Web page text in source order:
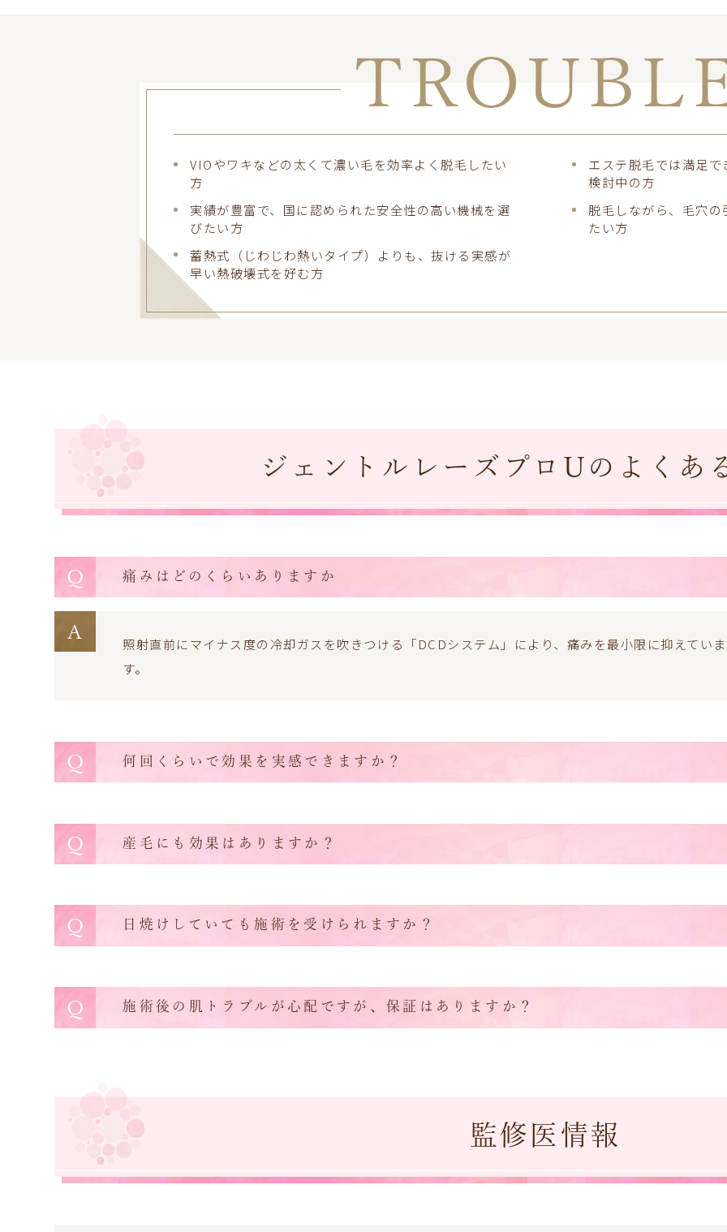
VIOやワキなどの太くて濃い毛を効率よく脱毛したい
方
エステ脱毛では満足
検討中の方
実績が豊富で、国に認められた安全性の高い機械を選
びたい方
脱毛しながら、毛穴
たい方
蓄熱式（じわじわ熱いタイプ）よりも、抜ける実感が
早い熱破壊式を好む方
ジェントルレーズプロUのよくあ
Q 痛みはどのくらいありますか
A
照射直前にマイナス度の冷却ガスを吹きつける「DCDシステム」により、痛みを最小限に抑えてい
す。
Q 何回くらいで効果を実感できますか？
Q 産毛にも効果はありますか？
Q 日焼けしていても施術を受けられますか？
Q 施術後の肌トラブルが心配ですが、保証はありますか？
監修医情報